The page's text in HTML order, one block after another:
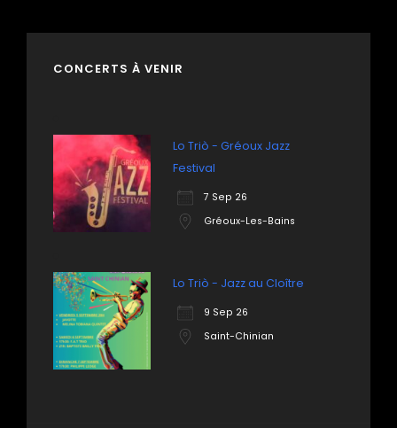
CONCERTS À VENIR
Lo Triò - Gréoux Jazz
Festival
7 Sep 26
Gréoux-Les-Bains
Lo Triò - Jazz au Cloître
9 Sep 26
Saint-Chinian